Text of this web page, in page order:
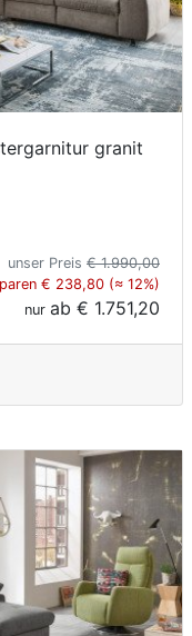
granit
unser Preis € 1.990,00
€ 238,80 (≈ 12%)
nur ab € 1.751,20